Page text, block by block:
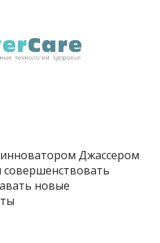
Джассером
новые